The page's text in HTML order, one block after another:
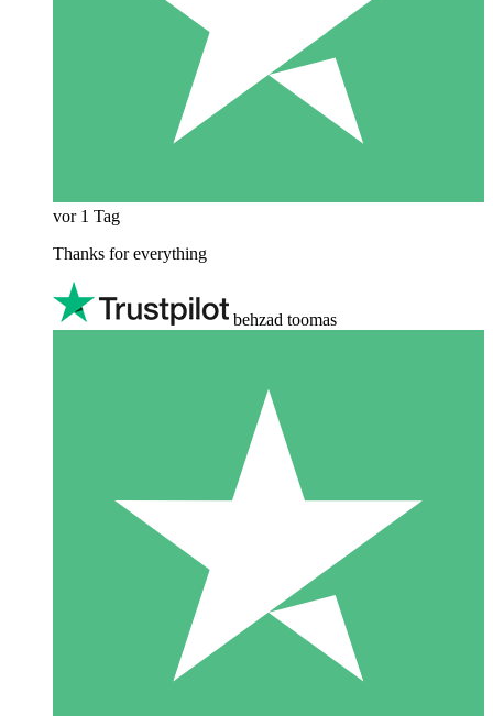
vor 1 Tag
Thanks for everything
behzad toomas